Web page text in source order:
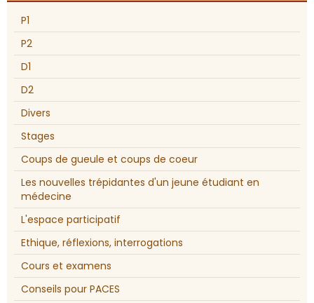
P1
P2
D1
D2
Divers
Stages
Coups de gueule et coups de coeur
Les nouvelles trépidantes d'un jeune étudiant en
médecine
L'espace participatif
Ethique, réflexions, interrogations
Cours et examens
Conseils pour PACES